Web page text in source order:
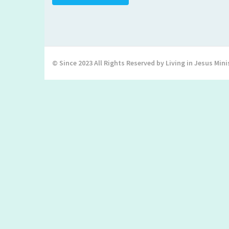
© Since 2023 All Rights Reserved by Living in Jesus